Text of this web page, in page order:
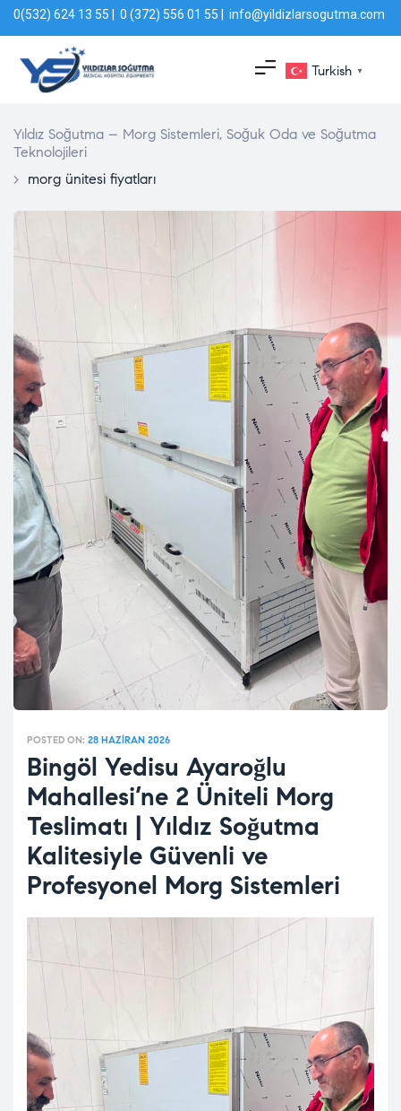
0(532) 624 13 55 | 0 (372) 556 01 55 | info@yildizlarsogutma.com
Turkish ▼
Yıldız Soğutma – Morg Sistemleri, Soğuk Oda ve Soğutma
Teknolojileri
> morg ünitesi fiyatları
POSTED ON: 28 HAZIRAN 2026
Bingöl Yedisu Ayaroğlu
Mahallesi’ne 2 Üniteli Morg
Teslimatı | Yıldız Soğutma
Kalitesiyle Güvenli ve
Profesyonel Morg Sistemleri